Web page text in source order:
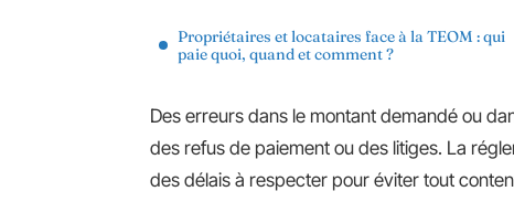
Propriétaires et locataires face à la TEOM : qui
paie quoi, quand et comment ?
Des erreurs dans le montant demandé ou
des refus de paiement ou des litiges. La
des délais à respecter pour éviter tout